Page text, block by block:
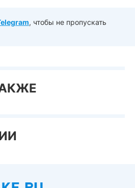
, чтобы не пропускать